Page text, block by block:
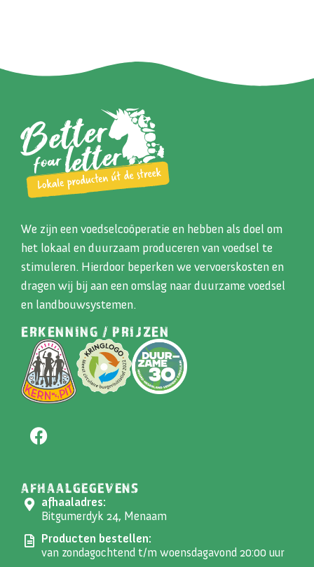
We zijn een voedselcoöperatie en hebben als doel om
het lokaal en duurzaam produceren van voedsel te
stimuleren. Hierdoor beperken we vervoerskosten en
dragen wij bij aan een omslag naar duurzame voedsel
en landbouwsystemen.
ERKENNING / PRIJZEN
AFHAALGEGEVENS
afhaaladres:
Bitgumerdyk 24, Menaam
Producten bestellen:
van zondagochtend t/m woensdagavond 20:00 uur